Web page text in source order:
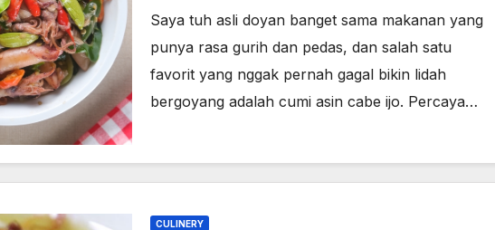
Saya tuh asli doyan banget sama makanan yang
punya rasa gurih dan pedas, dan salah satu
favorit yang nggak pernah gagal bikin lidah
bergoyang adalah cumi asin cabe ijo. Percaya…
CULINERY